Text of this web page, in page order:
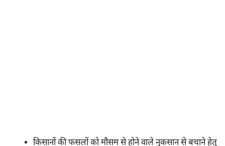
किसानों की फसलों को मौसम से होने वाले नुकसान से बचाने हेतु